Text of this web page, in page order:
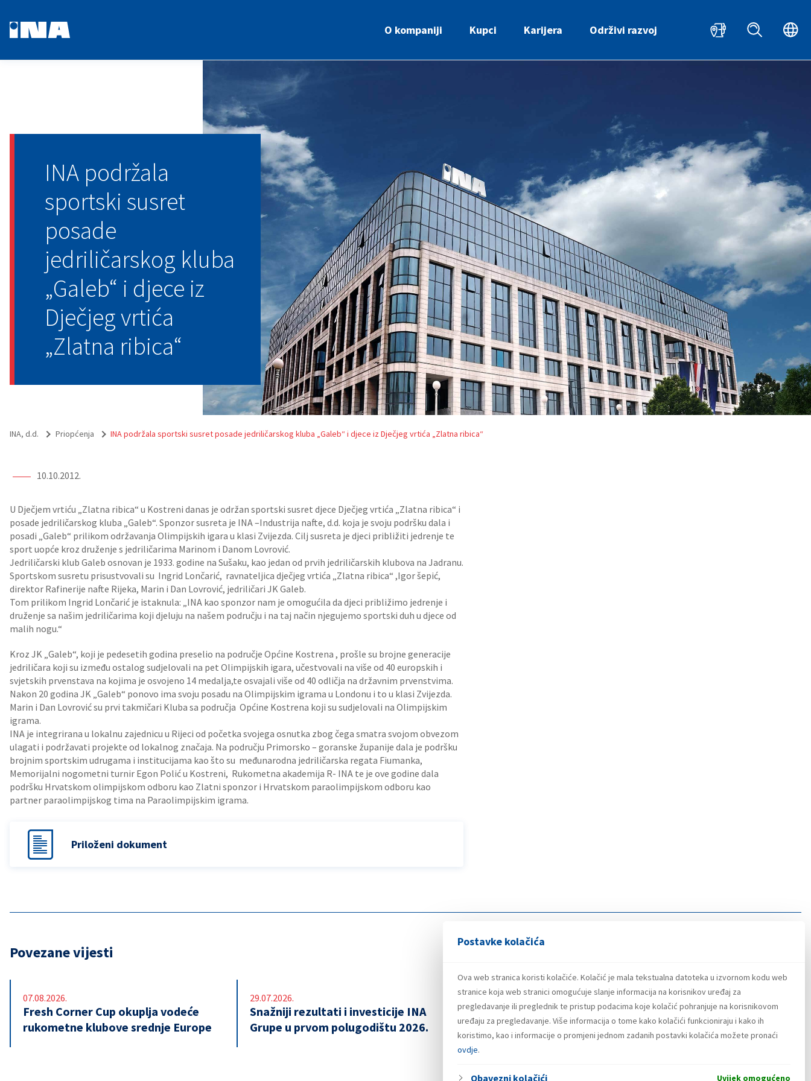
Postavke kolačića
Ova web stranica koristi kolačiće. Kolačić je mala tekstualna datoteka u izvornom kodu web
stranice koja web stranici omogućuje slanje informacija na korisnikov uređaj za
pregledavanje ili preglednik te pristup podacima koje kolačić pohranjuje na korisnikovom
uređaju za pregledavanje. Više informacija o tome kako kolačići funkcioniraju i kako ih
koristimo, kao i informacije o promjeni jednom zadanih postavki kolačića možete pronaći
ovdje.
Obavezni kolačići Uvijek omogućeno
O kompaniji Kupci Karijera Održivi razvoj
INA podržala
sportski susret
posade
jedriličarskog kluba
„Galeb“ i djece iz
Dječjeg vrtića
„Zlatna ribica“
INA, d.d. Priopćenja INA podržala sportski susret posade jedriličarskog kluba „Galeb“ i djece iz Dječjeg vrtića „Zlatna ribica“
10.10.2012.
U Dječjem vrtiću „Zlatna ribica“ u Kostreni danas je održan sportski susret djece Dječjeg vrtića „Zlatna ribica“ i
posade jedriličarskog kluba „Galeb“. Sponzor susreta je INA –Industrija nafte, d.d. koja je svoju podršku dala i
posadi „Galeb“ prilikom održavanja Olimpijskih igara u klasi Zvijezda. Cilj susreta je djeci približiti jedrenje te
sport uopće kroz druženje s jedriličarima Marinom i Danom Lovrović.
Jedriličarski klub Galeb osnovan je 1933. godine na Sušaku, kao jedan od prvih jedriličarskih klubova na Jadranu.
Sportskom susretu prisustvovali su Ingrid Lončarić, ravnateljica dječjeg vrtića „Zlatna ribica“ ,Igor šepić,
direktor Rafinerije nafte Rijeka, Marin i Dan Lovrović, jedriličari JK Galeb.
Tom prilikom Ingrid Lončarić je istaknula: „INA kao sponzor nam je omogućila da djeci približimo jedrenje i
druženje sa našim jedriličarima koji djeluju na našem području i na taj način njegujemo sportski duh u djece od
malih nogu.“
Kroz JK „Galeb“, koji je pedesetih godina preselio na područje Općine Kostrena , prošle su brojne generacije
jedriličara koji su između ostalog sudjelovali na pet Olimpijskih igara, učestvovali na više od 40 europskih i
svjetskih prvenstava na kojima je osvojeno 14 medalja,te osvajali više od 40 odličja na državnim prvenstvima.
Nakon 20 godina JK „Galeb“ ponovo ima svoju posadu na Olimpijskim igrama u Londonu i to u klasi Zvijezda.
Marin i Dan Lovrović su prvi takmičari Kluba sa područja Općine Kostrena koji su sudjelovali na Olimpijskim
igrama.
INA je integrirana u lokalnu zajednicu u Rijeci od početka svojega osnutka zbog čega smatra svojom obvezom
ulagati i podržavati projekte od lokalnog značaja. Na području Primorsko – goranske županije dala je podršku
brojnim sportskim udrugama i institucijama kao što su međunarodna jedriličarska regata Fiumanka,
Memorijalni nogometni turnir Egon Polić u Kostreni, Rukometna akademija R- INA te je ove godine dala
podršku Hrvatskom olimpijskom odboru kao Zlatni sponzor i Hrvatskom paraolimpijskom odboru kao
partner paraolimpijskog tima na Paraolimpijskim igrama.
Priloženi dokument
Povezane vijesti
07.08.2026.
Fresh Corner Cup okuplja vodeće
rukometne klubove srednje Europe
29.07.2026.
Snažniji rezultati i investicije INA
Grupe u prvom polugodištu 2026.